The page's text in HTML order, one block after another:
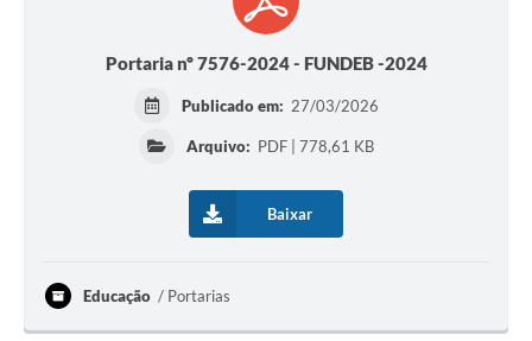
Portaria nº 7576-2024 - FUNDEB -2024
Publicado em: 27/03/2026
Arquivo: PDF | 778,61 KB
Baixar
Educação Portarias